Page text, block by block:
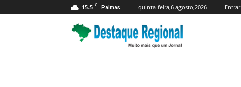
15.5 C Palmas quinta-feira,6 agosto,2026 Entrar